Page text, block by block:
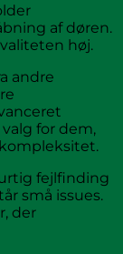
af døren.
høj.
andre
for dem,
fejlfinding
små issues.
der